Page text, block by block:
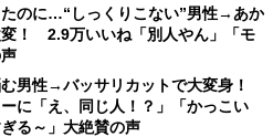
のに…“しっくりこない”男性→あか
！ 2.9万いいね「別人やん」「モ
む男性→バッサリカットで大変身！
に「え、同じ人！？」「かっこい
る～」大絶賛の声